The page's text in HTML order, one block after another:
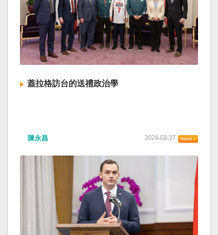
蓋拉格訪台的送禮政治學
陳永昌 2024-02-27